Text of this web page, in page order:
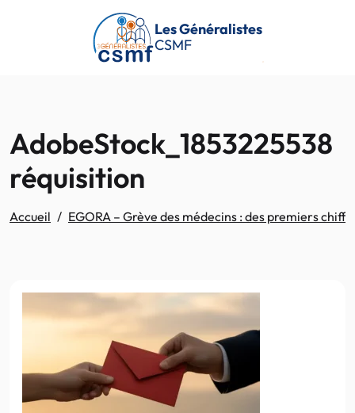
Passer au contenu principal
Les Généralistes
CSMF
AdobeStock_1853225538
réquisition
Accueil EGORA – Grève des médecins : des premiers